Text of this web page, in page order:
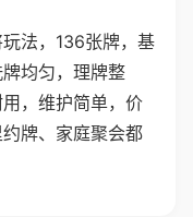
法，136张牌，基
均匀，理牌整
，维护简单，价
牌、家庭聚会都